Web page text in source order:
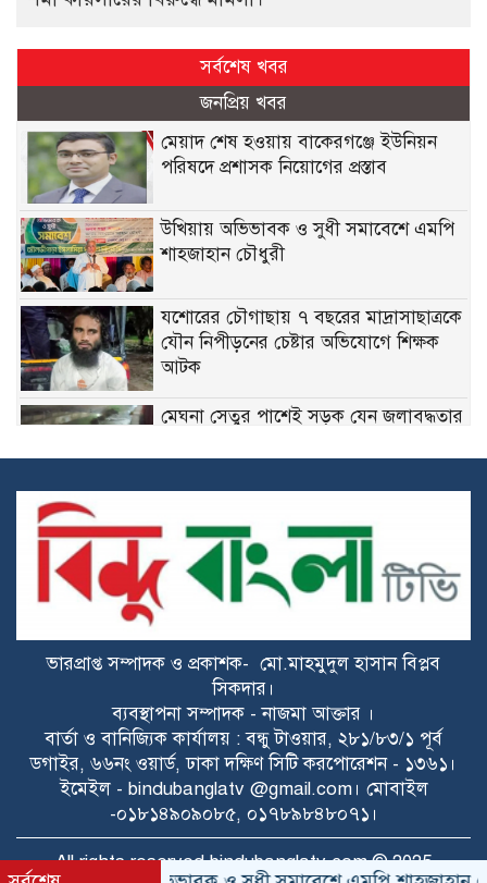
সর্বশেষ খবর
জনপ্রিয় খবর
মেয়াদ শেষ হওয়ায় বাকেরগঞ্জে ইউনিয়ন
পরিষদে প্রশাসক নিয়োগের প্রস্তাব
উখিয়ায় অভিভাবক ও সুধী সমাবেশে এমপি
শাহজাহান চৌধুরী
যশোরের চৌগাছায় ৭ বছরের মাদ্রাসাছাত্রকে
যৌন নিপীড়নের চেষ্টার অভিযোগে শিক্ষক
আটক
মেঘনা সেতুর পাশেই সড়ক যেন জলাবদ্ধতার
প্রথমবার এএফসি চ্যালেঞ্জ লিগে পুলিশ
ফুটবল দল
মেঘনায় নিষিদ্ধ আওয়ামী লীগ নেতা গ্রেপ্তার
ডেমরা-ডিএনডিতে বহুতল ভবনের ছড়াছড়ি,
মানছে না বিধি
খালেদা জিয়ার ত্যাগ-সংগ্রামের ইতিহাস
ভারপ্রাপ্ত সম্পাদক ও প্রকাশক- মো.মাহমুদুল হাসান বিপ্লব
সিকদার।
ব্যবস্থাপনা সম্পাদক - নাজমা আক্তার ।
বার্তা ও বানিজ্যিক কার্যালয় : বন্ধু টাওয়ার, ২৮১/৮৩/১ পূর্ব
ডগাইর, ৬৬নং ওয়ার্ড, ঢাকা দক্ষিণ সিটি করপোরেশন - ১৩৬১।
ইমেইল - bindubanglatv @gmail.com। মোবাইল
-০১৮১৪৯০৯০৮৫, ০১৭৮৯৮৪৮০৭১।
All rights reserved bindubanglatv.com © 2025